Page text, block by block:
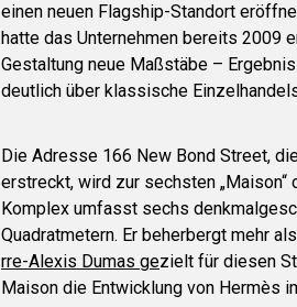
einen neuen Flagship-Standort
hatte das Unternehmen bereits 2009
Gestaltung neue Maßstäbe –
deutlich über klassische
Die Adresse 166 New Bond Street,
erstreckt, wird zur sechsten
Komplex umfasst sechs
Quadratmetern. Er beherbergt mehr
rre-Alexis Dumas gezielt für diesen
Maison die Entwicklung von Hermès